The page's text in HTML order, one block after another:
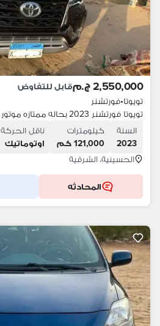
2,550,000 ج.م قابل للتفاوض
تويوتا•فورتشنر
تويوتا فورتشنر 2023 بحاله ممتازه موتور 2700
السنة
2023
كيلومترات
121,000 كم
ناقل الحركة
اوتوماتيك
الحسينية، الشرقية
المحادثه